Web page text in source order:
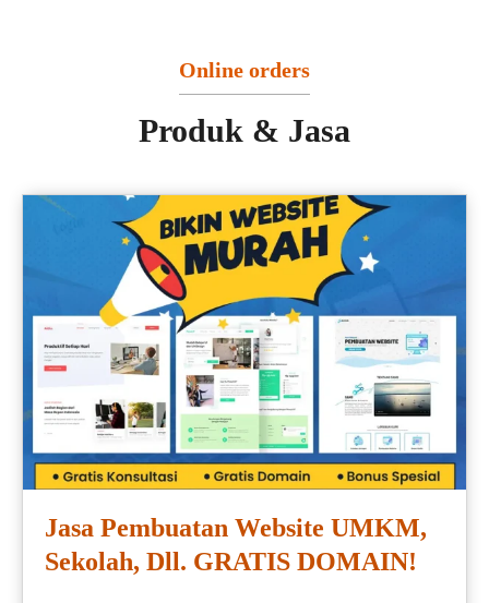
Online orders
Produk & Jasa
Jasa Pembuatan Website UMKM,
Sekolah, Dll. GRATIS DOMAIN!